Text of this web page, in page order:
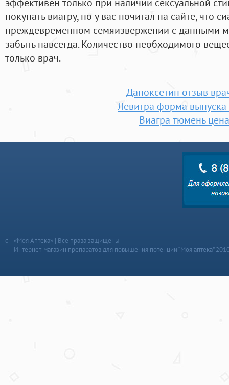
покупать виагру, но у вас почитал на сайте, что
преждевременном семяизвержении с данными
забыть навсегда. Количество необходимого
только врач.
Дапоксетин отзыв
Левитра форма выпуска
Виагра тюмень цена
«Моя Аптека» | Все права защищены
Интернет-магазин препаратов для повышения потенции “Моя аптека”